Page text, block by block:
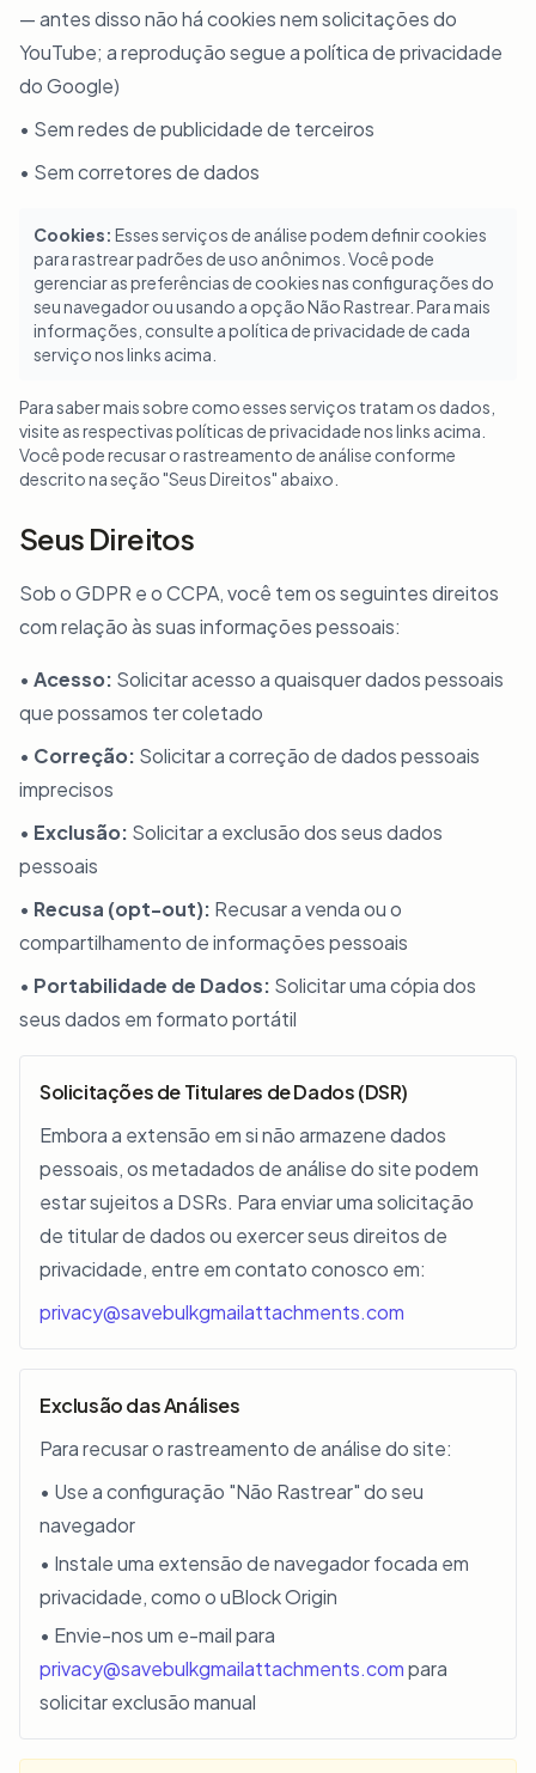
— antes disso não há cookies nem solicitações do
YouTube; a reprodução segue a política de privacidade
do Google)
• Sem redes de publicidade de terceiros
• Sem corretores de dados
Cookies: Esses serviços de análise podem definir cookies
para rastrear padrões de uso anônimos. Você pode
gerenciar as preferências de cookies nas configurações do
seu navegador ou usando a opção Não Rastrear. Para mais
informações, consulte a política de privacidade de cada
serviço nos links acima.
Para saber mais sobre como esses serviços tratam os dados,
visite as respectivas políticas de privacidade nos links acima.
Você pode recusar o rastreamento de análise conforme
descrito na seção "Seus Direitos" abaixo.
Seus Direitos
Sob o GDPR e o CCPA, você tem os seguintes direitos
com relação às suas informações pessoais:
• Acesso: Solicitar acesso a quaisquer dados pessoais
que possamos ter coletado
• Correção: Solicitar a correção de dados pessoais
imprecisos
• Exclusão: Solicitar a exclusão dos seus dados
pessoais
• Recusa (opt-out): Recusar a venda ou o
compartilhamento de informações pessoais
• Portabilidade de Dados: Solicitar uma cópia dos
seus dados em formato portátil
Solicitações de Titulares de Dados (DSR)
Embora a extensão em si não armazene dados
pessoais, os metadados de análise do site podem
estar sujeitos a DSRs. Para enviar uma solicitação
de titular de dados ou exercer seus direitos de
privacidade, entre em contato conosco em:
privacy@savebulkgmailattachments.com
Exclusão das Análises
Para recusar o rastreamento de análise do site:
• Use a configuração "Não Rastrear" do seu
navegador
• Instale uma extensão de navegador focada em
privacidade, como o uBlock Origin
• Envie-nos um e-mail para
privacy@savebulkgmailattachments.compara
solicitar exclusão manual